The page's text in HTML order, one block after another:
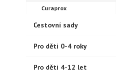
Curaprox
Cestovní sady
Pro děti 0-4 roky
Pro děti 4-12 let